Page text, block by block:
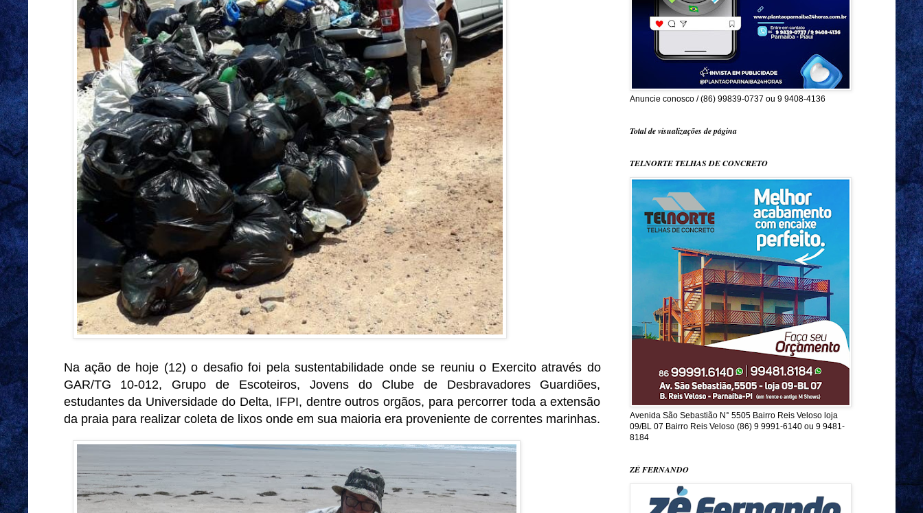
Na ação de hoje (12) o desafio foi pela sustentabilidade onde se reuniu o Exercito através do
GAR/TG 10-012, Grupo de Escoteiros, Jovens do Clube de Desbravadores Guardiões,
estudantes da Universidade do Delta, IFPI, dentre outros orgãos, para percorrer toda a extensão
da praia para realizar coleta de lixos onde em sua maioria era proveniente de correntes marinhas.
Anuncie conosco / (86) 99839-0737 ou 9 9408-4136
Total de visualizações de página
TELNORTE TELHAS DE CONCRETO
Avenida São Sebastião N° 5505 Bairro Reis Veloso loja
09/BL 07 Bairro Reis Veloso (86) 9 9991-6140 ou 9 9481-
8184
ZÉ FERNANDO